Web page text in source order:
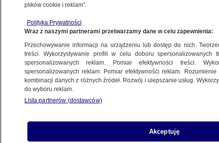
naciskał na sekretarza stanu Georgia,
wyciekło nagranie
3.01.2021, 22:21
Udostępnij
rozmowy telefonicznej prezydenta USA
Donalda Trumpa z sekretarzem stanu Georgia
plików cookie i reklam”.
Polityka Prywatności
Wraz z naszymi partnerami przetwarzamy dane w celu zapewnienia:
Przechowywanie informacji na urządzeniu lub dostęp do nich.
treści. Wykorzystywanie profili w celu doboru spersonalizowanych
spersonalizowanych reklam. Pomiar efektywności treści.
spersonalizowanych reklam. Pomiar efektywności reklam.
kombinacji danych z różnych źródeł. Rozwój i ulepszanie usług.
do wyboru reklam.
Lista partnerów (dostawców)
Akceptuję